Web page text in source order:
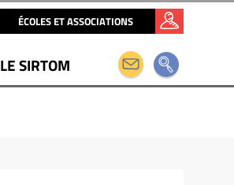
ÉCOLES ET ASSOCIATIONS
LE SIRTOM